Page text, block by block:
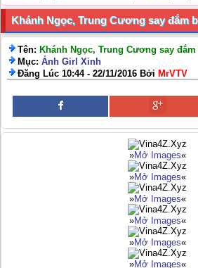
Khánh Ngọc, Trung Cương say đắm
Tên: Khánh Ngọc, Trung Cương say
Mục: Ảnh Girl Xinh
Đăng Lúc 10:44 - 22/11/2016 Bởi MrVTV
»Mở Images«
»Mở Images«
»Mở Images«
»Mở Images«
»Mở Images«
»Mở Images«